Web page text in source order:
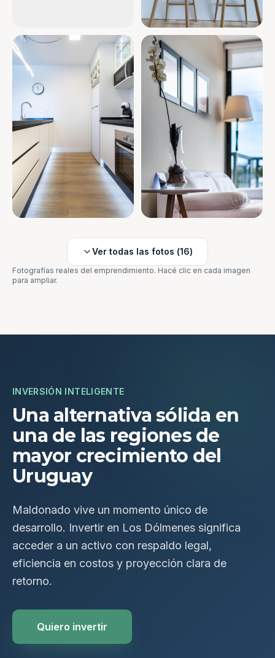
Ver todas las fotos (16)
Fotografías reales del emprendimiento. Hacé clic en cada imagen
para ampliar.
INVERSIÓN INTELIGENTE
Una alternativa sólida en
una de las regiones de
mayor crecimiento del
Uruguay
Maldonado vive un momento único de
desarrollo. Invertir en Los Dólmenes significa
acceder a un activo con respaldo legal,
eficiencia en costos y proyección clara de
retorno.
Quiero invertir